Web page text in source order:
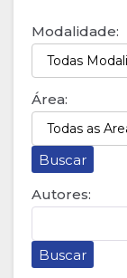
Modalidade:
Área:
Autores: